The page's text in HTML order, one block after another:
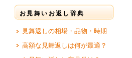
お見舞いお返し辞典
見舞返しの相場・品物・時期
高額な見舞返しは何が最適？